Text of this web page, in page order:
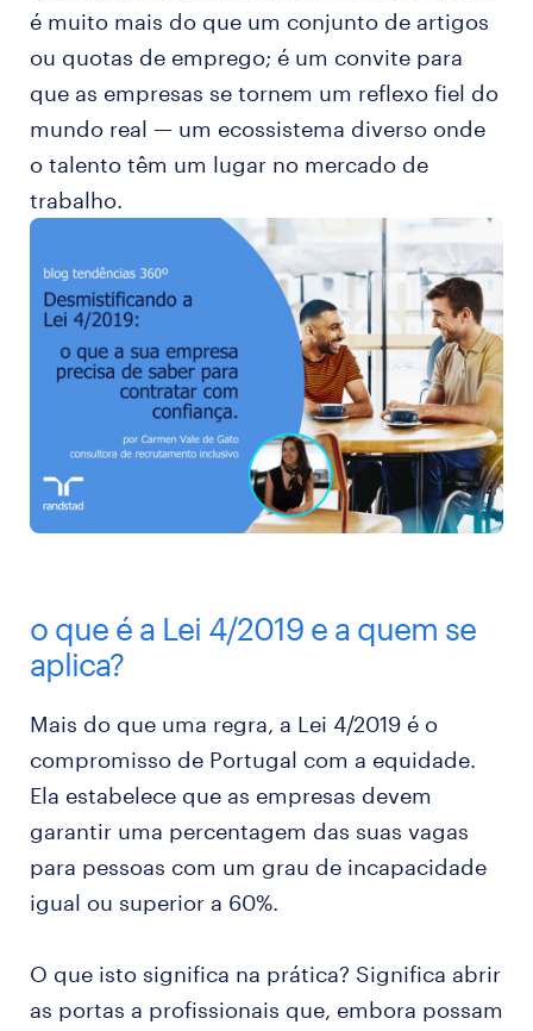
é muito mais do que um conjunto de artigos
ou quotas de emprego; é um convite para
que as empresas se tornem um reflexo fiel do
mundo real — um ecossistema diverso onde
o talento têm um lugar no mercado de
trabalho.
o que é a Lei 4/2019 e a quem se
aplica?
Mais do que uma regra, a Lei 4/2019 é o
compromisso de Portugal com a equidade.
Ela estabelece que as empresas devem
garantir uma percentagem das suas vagas
para pessoas com um grau de incapacidade
igual ou superior a 60%.
O que isto significa na prática? Significa abrir
as portas a profissionais que, embora possam